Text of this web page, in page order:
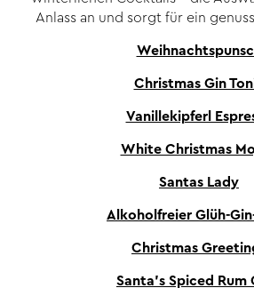
Anlass an und sorgt für ein
Christmas Gin
Vanillekipferl
White Christmas
Santas Lady
Alkoholfreier Glüh-
Christmas
Santa’s Spiced Rum